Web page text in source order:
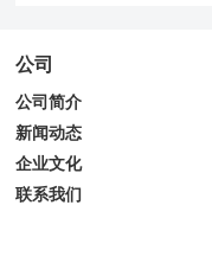
公司
公司简介
新闻动态
企业文化
联系我们